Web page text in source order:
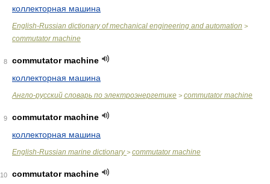
коллекторная машина
English-Russian dictionary of mechanical engineering and automation >
commutator machine
8
commutator machine
коллекторная машина
Англо-русский словарь по электроэнергетике > commutator machine
9
commutator machine
коллекторная машина
English-Russian marine dictionary> commutator machine
10
commutator machine